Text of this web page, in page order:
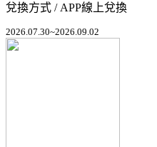
兌換方式 / APP線上兌換
2026.07.30~2026.09.02